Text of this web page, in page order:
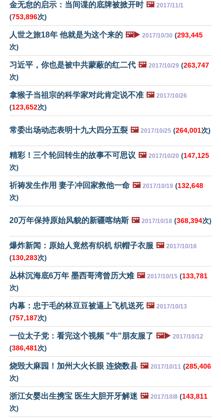
金无怠的启示：当间谍的底牌被掀开时 🖼️ 2017/11/1
(753,896次)
人世之旅18年 他就是为这个来的 🖼️▶️ 2017/10/30 (293,445
次)
习近平，你也是被中共蒙蔽的红二代 🖼️ 2017/10/29 (263,747
次)
拿猴子当祖宗的科学家对此肯定说不准 🖼️ 2017/10/26
(123,652次)
常委出场动态表明十九大四分五裂 🖼️ 2017/10/25 (264,001次)
精彩！三个轮回转生的故事不可思议 🖼️ 2017/10/20 (147,125
次)
祈祷发生作用 妻子冲回家救他一命 🖼️ 2017/10/19 (132,648
次)
20万年保持原始风貌的新疆喀纳斯 🖼️ 2017/10/18 (368,394次)
爆炸新闻：原始人竟然有织机 织帽子衣服 🖼️ 2017/10/16
(130,283次)
丛林沉海底6万年 墨西哥湾曾历大难 🖼️ 2017/10/15 (133,781
次)
内幕：忠于毛的林豆豆被逼上飞机送死 🖼️ 2017/10/13
(757,187次)
一位太子党：看完这个视频 "牛"朋友服了 🖼️▶️ 2017/10/12
(386,481次)
烧毁大麻园！加州大火长眼 连烧数县 🖼️ 2017/10/11 (285,406
次)
浙江女婴出生携宝 医生大胆开牙解迷 🖼️ 2017/10/8 (143,811
次)